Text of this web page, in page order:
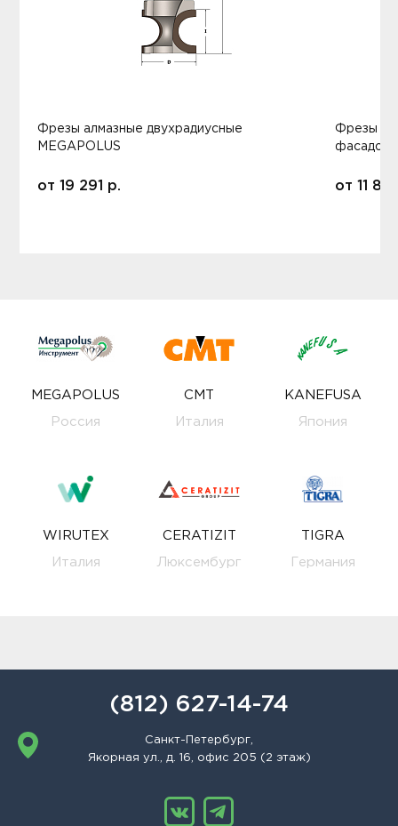
Фрезы алмазные двухрадиусные
MEGAPOLUS
от 19 291 р.
Фрезы
фасадов
от 11
MEGAPOLUS
Россия
CMT
Италия
KANEFUSA
Япония
WIRUTEX
Италия
CERATIZIT
Люксембург
TIGRA
Германия
(812) 627-14-74
Санкт-Петербург,
Якорная ул., д. 16, офис 205 (2 этаж)